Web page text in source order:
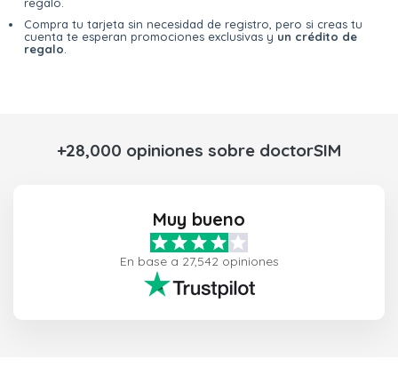
regalo.
Compra tu tarjeta sin necesidad de registro, pero si creas tu
cuenta te esperan promociones exclusivas y un crédito de
regalo.
+28,000 opiniones sobre doctorSIM
Muy bueno
En base a 27,542 opiniones